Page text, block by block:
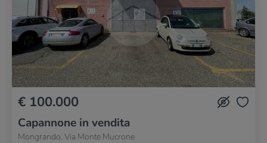
€ 100.000
Capannone in vendita
Mongrando, Via Monte Mucrone